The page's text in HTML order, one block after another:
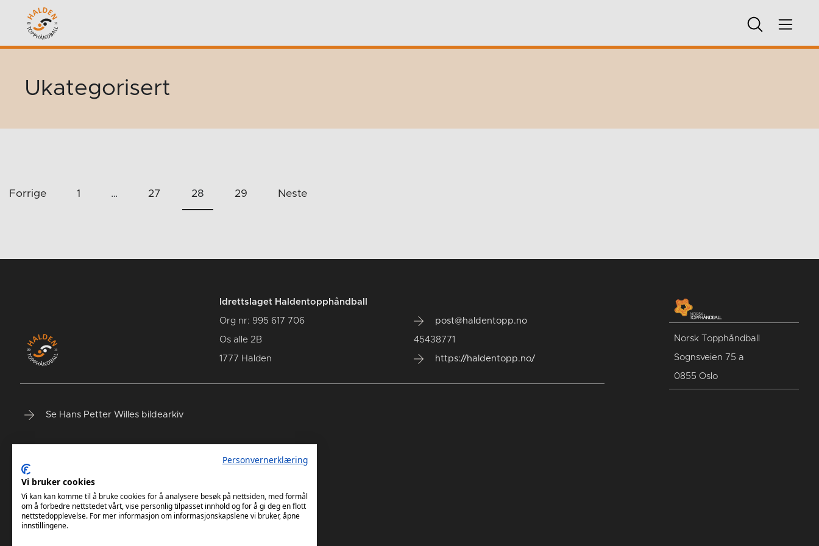
Ukategorisert
Sidepaginering
Forrige 1 … 27 28 29 Neste
Idrettslaget Haldentopphåndball
Org nr: 995 617 706
Os alle 2B
1777 Halden
post@haldentopp.no
45438771
https://haldentopp.no/
Se Hans Petter Willes bildearkiv
Norsk Topphåndball
Sognsveien 75 a
0855 Oslo
Personvernerklæring
Vi bruker cookies
Vi kan kan komme til å bruke cookies for å analysere besøk på nettsiden, med formål
om å forbedre nettstedet vårt, vise personlig tilpasset innhold og for å gi deg en flott
nettstedopplevelse. For mer informasjon om informasjonskapslene vi bruker, åpne
innstillingene.